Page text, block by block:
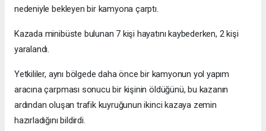
nedeniyle bekleyen bir kamyona çarptı.
Kazada minibüste bulunan 7 kişi hayatını kaybederken, 2 kişi
yaralandı.
Yetkililer, aynı bölgede daha önce bir kamyonun yol yapım
aracına çarpması sonucu bir kişinin öldüğünü, bu kazanın
ardından oluşan trafik kuyruğunun ikinci kazaya zemin
hazırladığını bildirdi.